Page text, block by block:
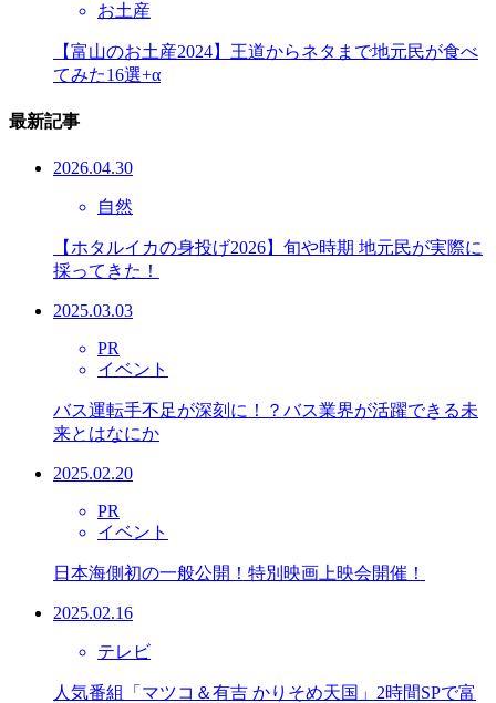
お土産
【富山のお土産2024】王道からネタまで地元民が食べ
てみた16選+α
最新記事
2026.04.30
自然
【ホタルイカの身投げ2026】旬や時期 地元民が実際に
採ってきた！
2025.03.03
PR
イベント
バス運転手不足が深刻に！？バス業界が活躍できる未
来とはなにか
2025.02.20
PR
イベント
日本海側初の一般公開！特別映画上映会開催！
2025.02.16
テレビ
人気番組「マツコ＆有吉 かりそめ天国」2時間SPで富